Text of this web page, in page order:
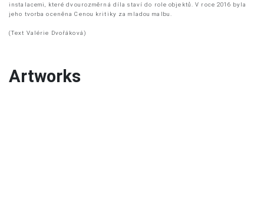
instalacemi, které dvourozměrná díla staví do role objektů. V roce 2016 byla
jeho tvorba oceněna Cenou kritiky za mladou malbu.
(Text Valérie Dvořáková)
Artworks